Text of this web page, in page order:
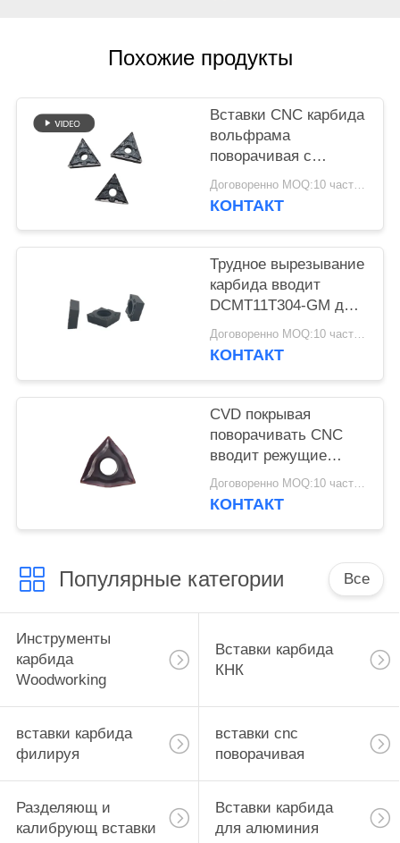
КОНФИДЕНЦИАЛЬНОСТИ
Похожие продукты
Вставки CNC карбида
вольфрама
поворачивая с
коррозионностойким
Договоренно MOQ:10 часть/частей
КОНТАКТ
Трудное вырезывание
карбида вводит
DCMT11T304-GM для
подвергая
механической
Договоренно MOQ:10 часть/частей
КОНТАКТ
CVD покрывая
поворачивать CNC
вводит режущие
инструменты карбида
вольфрама
Договоренно MOQ:10 часть/частей
КОНТАКТ
Популярные категории Все
Инструменты
карбида
Woodworking
Вставки карбида
КНК
вставки карбида
филируя
вставки cnc
поворачивая
Разделяющ и
калибрующ вставки
Вставки карбида
для алюминия